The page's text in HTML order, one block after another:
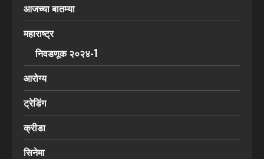
आजच्या बातम्या
महाराष्ट्र
निवडणूक २०२४-1
आरोग्य
ट्रेडिंग
क्रीडा
सिनेमा